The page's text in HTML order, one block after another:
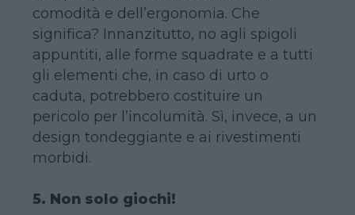
comodità e dell’ergonomia. Che
significa? Innanzitutto, no agli spigoli
appuntiti, alle forme squadrate e a tutti
gli elementi che, in caso di urto o
caduta, potrebbero costituire un
pericolo per l’incolumità. Sì, invece, a un
design tondeggiante e ai rivestimenti
morbidi.
5. Non solo giochi!